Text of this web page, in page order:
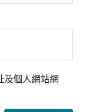
及個人網站網